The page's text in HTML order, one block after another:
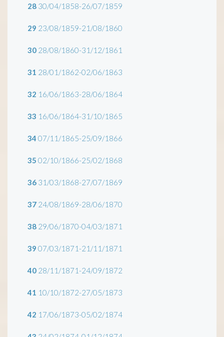
28 30/04/1858-26/07/1859
29 23/08/1859-21/08/1860
30 28/08/1860-31/12/1861
31 28/01/1862-02/06/1863
32 16/06/1863-28/06/1864
33 16/06/1864-31/10/1865
34 07/11/1865-25/09/1866
35 02/10/1866-25/02/1868
36 31/03/1868-27/07/1869
37 24/08/1869-28/06/1870
38 29/06/1870-04/03/1871
39 07/03/1871-21/11/1871
40 28/11/1871-24/09/1872
41 10/10/1872-27/05/1873
42 17/06/1873-05/02/1874